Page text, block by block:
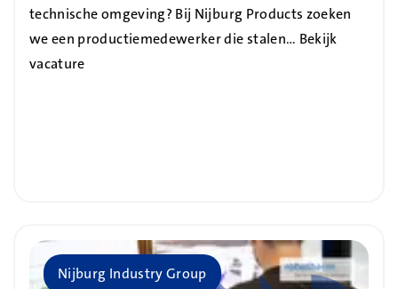
technische omgeving? Bij Nijburg Products zoeken
we een productiemedewerker die stalen… Bekijk
vacature
Bedrijf
Nijburg Industry Group